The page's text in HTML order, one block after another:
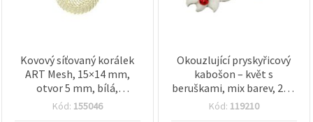
Kovový síťovaný korálek
ART Mesh, 15×14 mm,
otvor 5 mm, bílá,
bižuterní komponenty – 5
Kód: 155046
Okouzlující pryskyřicový
kabošon – květ s
beruškami, mix barev, 27 ×
6,5 mm – jedinečný kus
Kód: 119210